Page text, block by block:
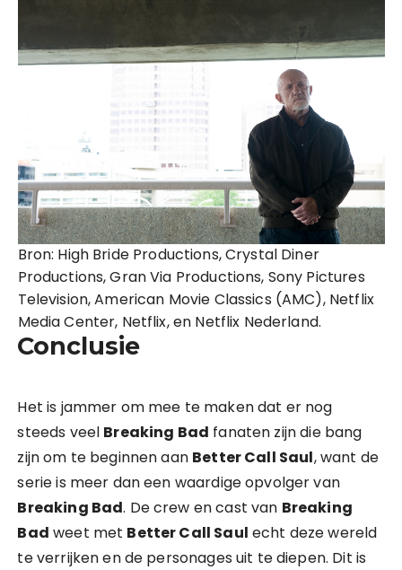
Bron: High Bride Productions, Crystal Diner
Productions, Gran Via Productions, Sony Pictures
Television, American Movie Classics (AMC), Netflix
Media Center, Netflix, en Netflix Nederland.
Conclusie
Het is jammer om mee te maken dat er nog
steeds veel Breaking Bad fanaten zijn die bang
zijn om te beginnen aan Better Call Saul, want de
serie is meer dan een waardige opvolger van
Breaking Bad. De crew en cast van Breaking
Bad weet met Better Call Saul echt deze wereld
te verrijken en de personages uit te diepen. Dit is